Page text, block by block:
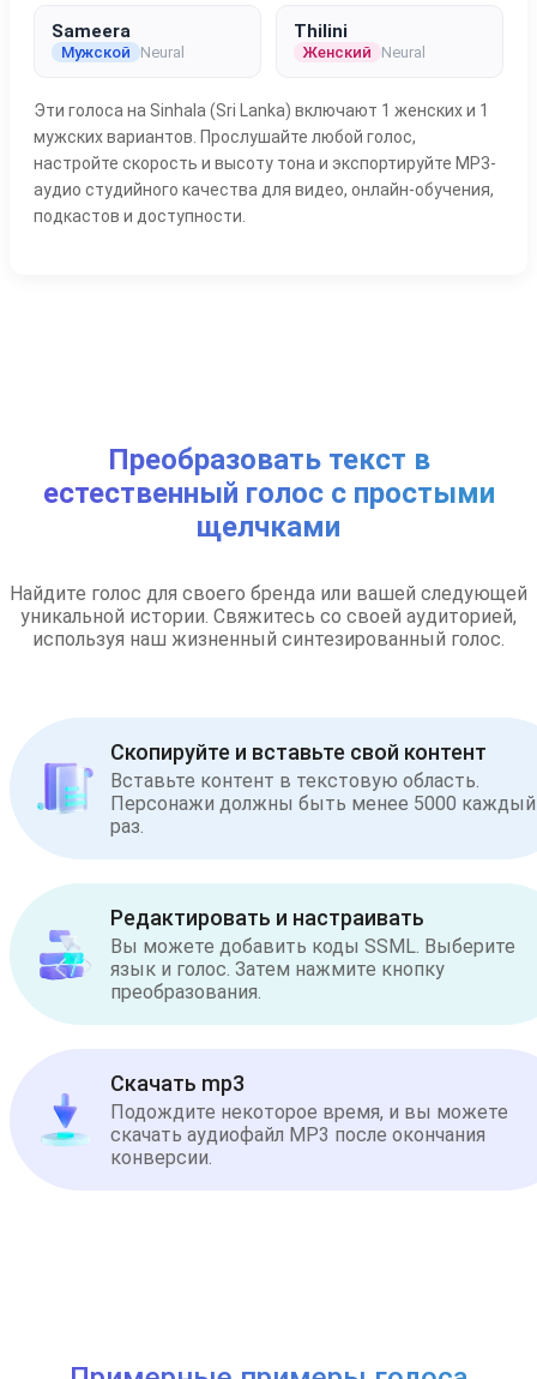
Sameera
Мужской Neural
Thilini
Женский Neural
Эти голоса на Sinhala (Sri Lanka) включают 1 женских и 1
мужских вариантов. Прослушайте любой голос,
настройте скорость и высоту тона и экспортируйте MP3-
аудио студийного качества для видео, онлайн-обучения,
подкастов и доступности.
Преобразовать текст в
естественный голос с простыми
щелчками
Найдите голос для своего бренда или вашей следующей
уникальной истории. Свяжитесь со своей аудиторией,
используя наш жизненный синтезированный голос.
Скопируйте и вставьте свой контент
Вставьте контент в текстовую область.
Персонажи должны быть менее 5000 каждый
раз.
Редактировать и настраивать
Вы можете добавить коды SSML. Выберите
язык и голос. Затем нажмите кнопку
преобразования.
Скачать mp3
Подождите некоторое время, и вы можете
скачать аудиофайл MP3 после окончания
конверсии.